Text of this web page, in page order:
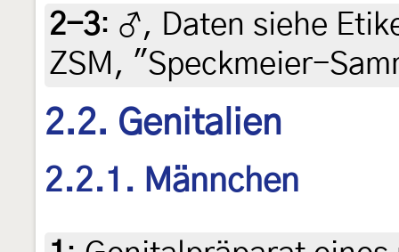
2-3: ♂, Daten siehe
ZSM, "Speckmeier-
2.2. Genitalien
2.2.1. Männchen